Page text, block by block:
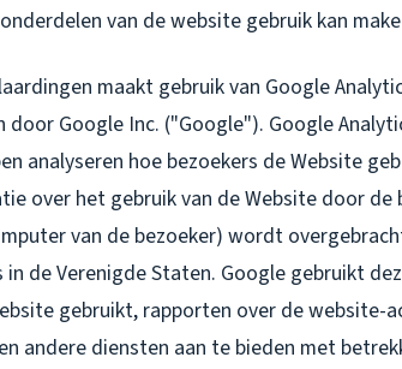
van de website gebruik kan
maakt gebruik van Google
Google Inc. ("Google"). Google
analyseren hoe bezoekers de Website
over het gebruik van de Website door de
van de bezoeker) wordt
in de Verenigde Staten. Google gebruikt
gebruikt, rapporten over de
andere diensten aan te bieden met